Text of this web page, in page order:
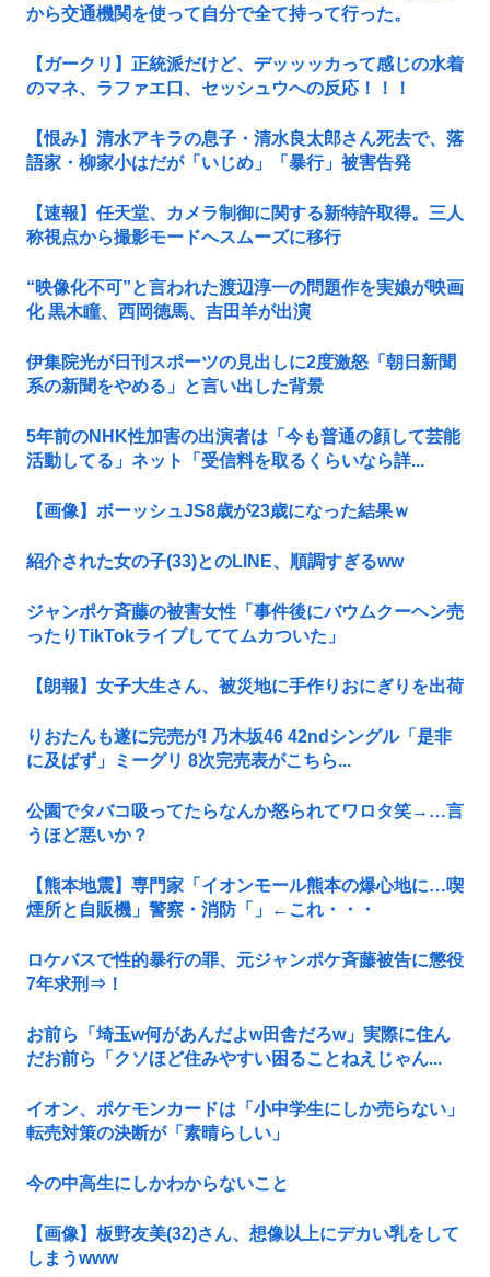
から交通機関を使って自分で全て持って行った。
【ガークリ】正統派だけど、デッッッカって感じの水着
のマネ、ラファエ口、セッシュウへの反応！！！
【恨み】清水アキラの息子・清水良太郎さん死去で、落
語家・柳家小はだが「いじめ」「暴行」被害告発
【速報】任天堂、カメラ制御に関する新特許取得。三人
称視点から撮影モードへスムーズに移行
“映像化不可”と言われた渡辺淳一の問題作を実娘が映画
化 黒木瞳、西岡徳馬、吉田羊が出演
伊集院光が日刊スポーツの見出しに2度激怒「朝日新聞
系の新聞をやめる」と言い出した背景
5年前のNHK性加害の出演者は「今も普通の顔して芸能
活動してる」ネット「受信料を取るくらいなら詳...
【画像】ボーッシュJS8歳が23歳になった結果ｗ
紹介された女の子(33)とのLINE、順調すぎるww
ジャンポケ斉藤の被害女性「事件後にバウムクーヘン売
ったりTikTokライブしててムカついた」
【朗報】女子大生さん、被災地に手作りおにぎりを出荷
りおたんも遂に完売が! 乃木坂46 42ndシングル「是非
に及ばず」ミーグリ 8次完売表がこちら...
公園でタバコ吸ってたらなんか怒られてワロタ笑→…言
うほど悪いか？
【熊本地震】専門家「イオンモール熊本の爆心地に…喫
煙所と自販機」警察・消防「」←これ・・・
ロケバスで性的暴行の罪、元ジャンポケ斉藤被告に懲役
7年求刑⇒！
お前ら「埼玉w何があんだよw田舎だろw」実際に住ん
だお前ら「クソほど住みやすい困ることねえじゃん...
イオン、ポケモンカードは「小中学生にしか売らない」
転売対策の決断が「素晴らしい」
今の中高生にしかわからないこと
【画像】板野友美(32)さん、想像以上にデカい乳をして
しまうwww